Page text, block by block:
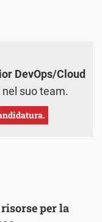
DevOps/Cloud
suo team.
per la